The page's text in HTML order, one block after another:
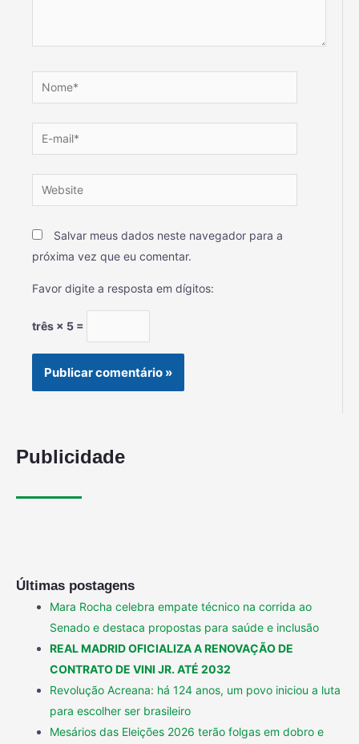
Salvar meus dados neste navegador para a
próxima vez que eu comentar.
Favor digite a resposta em dígitos:
três × 5 =
Publicidade
Últimas postagens
Mara Rocha celebra empate técnico na corrida ao
Senado e destaca propostas para saúde e inclusão
REAL MADRID OFICIALIZA A RENOVAÇÃO DE
CONTRATO DE VINI JR. ATÉ 2032
Revolução Acreana: há 124 anos, um povo iniciou a luta
para escolher ser brasileiro
Mesários das Eleições 2026 terão folgas em dobro e